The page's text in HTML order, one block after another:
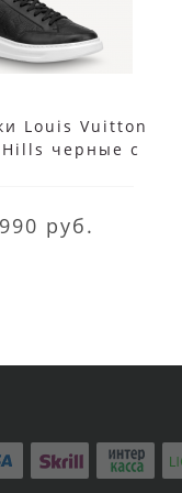
Louis Vuitton
черные с
руб.